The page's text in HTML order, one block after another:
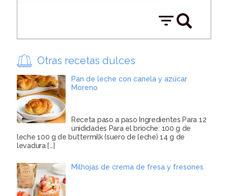
Otras recetas dulces
Pan de leche con canela y azúcar
Moreno
Receta paso a paso Ingredientes Para 12
unididades Para el brioche: 100 g de
leche 100 g de buttermilk (suero de leche) 14 g de
levadura[…]
Milhojas de crema de fresa y fresones